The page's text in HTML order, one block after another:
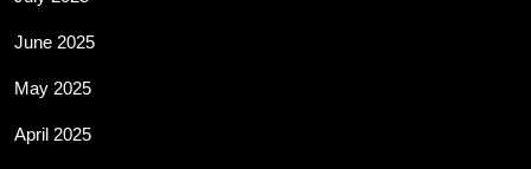
June 2025
May 2025
April 2025